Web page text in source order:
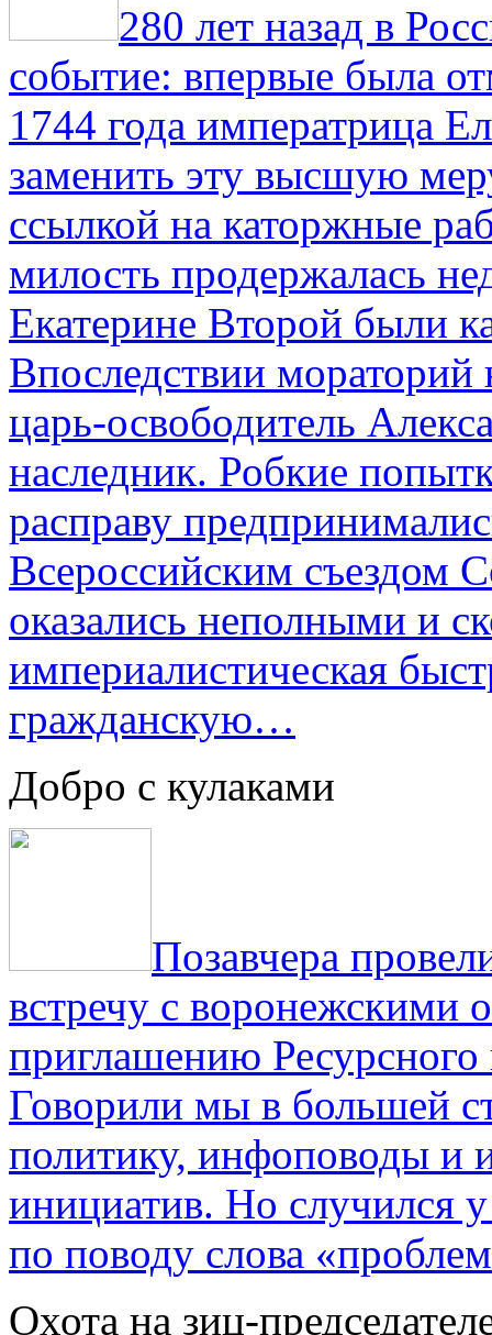
280 лет назад в
событие: впервые была
1744 года императрица
заменить эту высшую
ссылкой на каторжные
милость продержалась
Екатерине Второй были
Впоследствии мораторий
царь-освободитель
наследник. Робкие
расправу
Всероссийским съездом
оказались неполными и
империалистическая
гражданскую…
Добро с кулаками
Позавчера
встречу с воронежскими
приглашению
Говорили мы в большей
политику, инфоповоды
инициатив. Но случился
по поводу слова
Охота на зиц-